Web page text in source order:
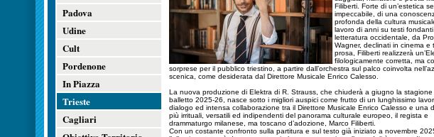
Padova
Udine
Cult
Pordenone
In Piazza
Trieste
Cagliari
Filiberti. Forte di un’estetica
impeccabile, di una
profonda della cultura
lavoro di anni su testi fondanti
letteratura occidentale, da
Wagner, declinati in cinema e
prosa, Filiberti realizzerà
filologicamente corretta, ma
sorprese per il pubblico triestino, a partire dall’orchestra sul palco coinvolta
scenica, come desiderata dal Direttore Musicale Enrico Calesso.
La nuova produzione di Elektra di R. Strauss, che chiuderà a giugno la stagione
balletto 2025-26, nasce sotto i migliori auspici come frutto di un lunghissimo
dialogo ed intensa collaborazione tra il Direttore Musicale Enrico Calesso e una
più irrituali, versatili ed indipendenti del panorama culturale europeo, il regista e
drammaturgo milanese, ma toscano d’adozione, Marco Filiberti.
Con un costante confronto sulla partitura e sul testo già iniziato a novembre